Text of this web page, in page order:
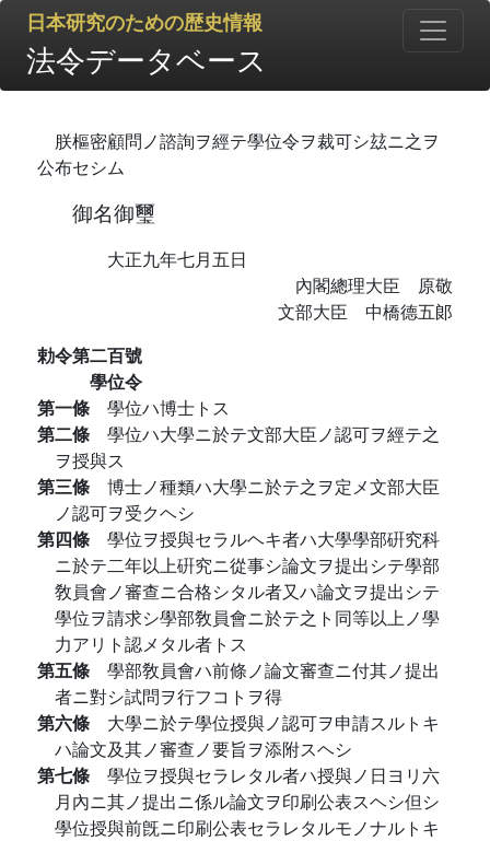
日本研究のための歴史情報
法令データベース
朕樞密顧問ノ諮詢ヲ經テ學位令ヲ裁可シ玆ニ之ヲ
公布セシム
御名御璽
大正九年七月五日
內閣總理大臣 原敬
文部大臣 中橋德五郞
勅令第二百號
學位令
第一條 學位ハ博士トス
第二條 學位ハ大學ニ於テ文部大臣ノ認可ヲ經テ之
ヲ授與ス
第三條 博士ノ種類ハ大學ニ於テ之ヲ定メ文部大臣
ノ認可ヲ受クヘシ
第四條 學位ヲ授與セラルヘキ者ハ大學學部硏究科
ニ於テ二年以上硏究ニ從事シ論文ヲ提出シテ學部
敎員會ノ審查ニ合格シタル者又ハ論文ヲ提出シテ
學位ヲ請求シ學部敎員會ニ於テ之ト同等以上ノ學
力アリト認メタル者トス
第五條 學部敎員會ハ前條ノ論文審查ニ付其ノ提出
者ニ對シ試問ヲ行フコトヲ得
第六條 大學ニ於テ學位授與ノ認可ヲ申請スルトキ
ハ論文及其ノ審查ノ要旨ヲ添附スヘシ
第七條 學位ヲ授與セラレタル者ハ授與ノ日ヨリ六
月內ニ其ノ提出ニ係ル論文ヲ印刷公表スヘシ但シ
學位授與前旣ニ印刷公表セラレタルモノナルトキ